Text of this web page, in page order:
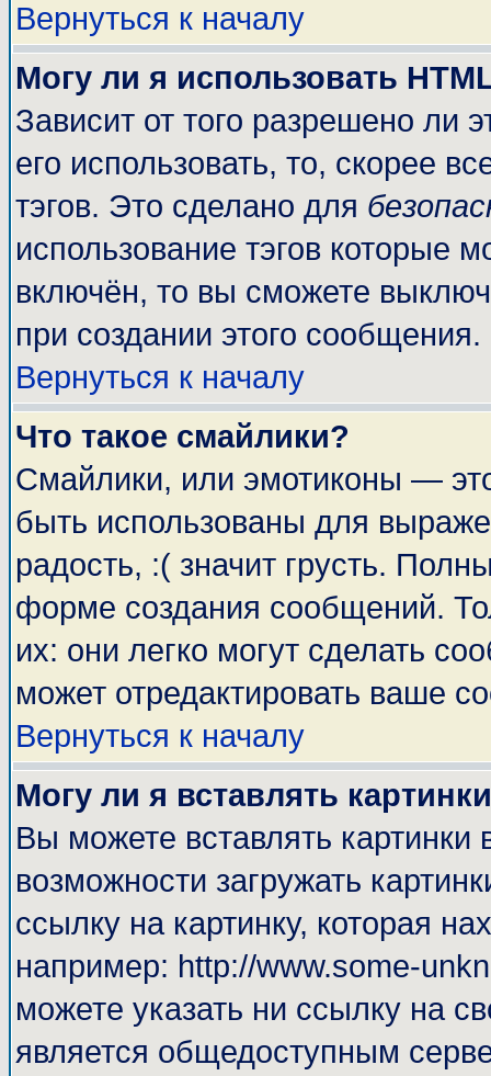
Вернуться к началу
Могу ли я использовать
Зависит от того разрешено ли
его использовать, то, скорее
тэгов. Это сделано для
использование тэгов которые
включён, то вы сможете
при создании этого сообщения.
Вернуться к началу
Что такое смайлики?
Смайлики, или эмотиконы —
быть использованы для
радость, :( значит грусть.
форме создания сообщений.
их: они легко могут сделать
может отредактировать ваше
Вернуться к началу
Могу ли я вставлять
Вы можете вставлять
возможности загружать
ссылку на картинку, которая
например: http://www.some-
можете указать ни ссылку на
является общедоступным